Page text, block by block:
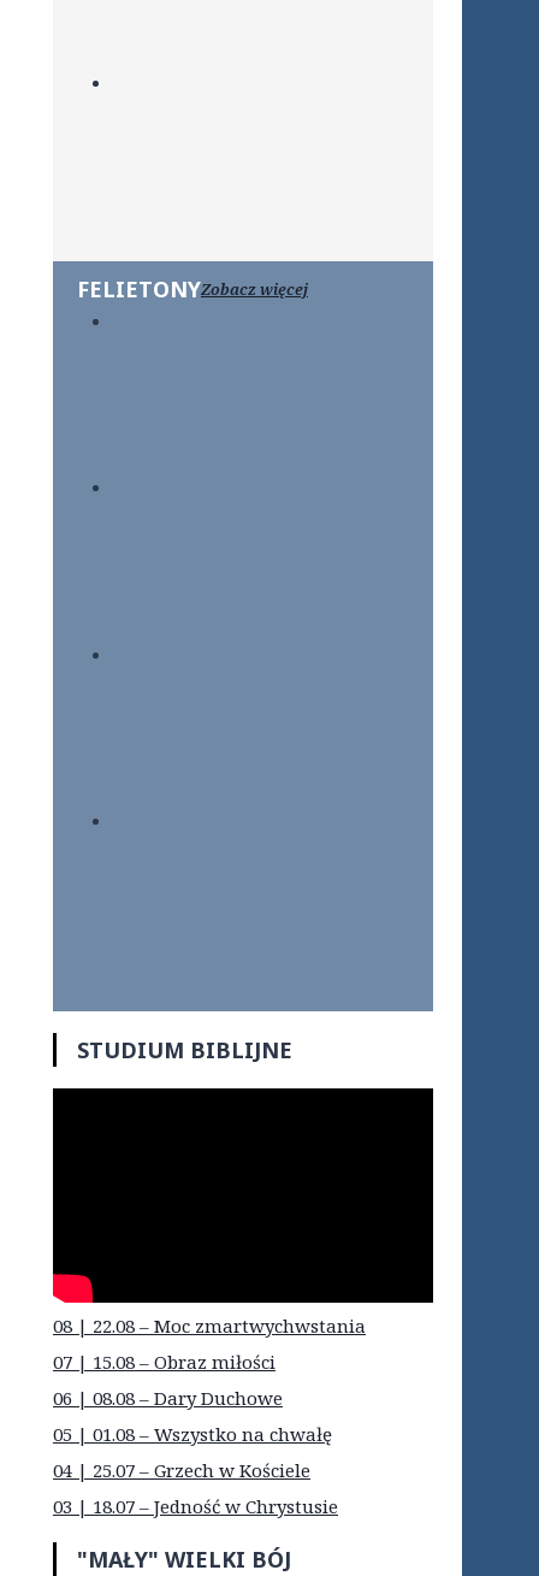
FELIETONYZobacz więcej
STUDIUM BIBLIJNE
08 | 22.08 – Moc zmartwychwstania
07 | 15.08 – Obraz miłości
06 | 08.08 – Dary Duchowe
05 | 01.08 – Wszystko na chwałę
04 | 25.07 – Grzech w Kościele
03 | 18.07 – Jedność w Chrystusie
"MAŁY" WIELKI BÓJ